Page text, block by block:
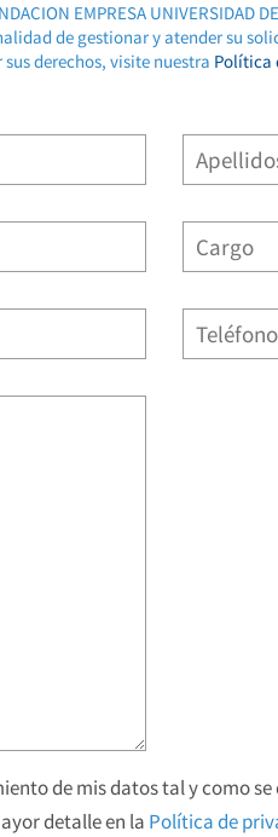
EMPRESA UNIVERSIDAD
de gestionar y atender su
derechos, visite nuestra Política
de mis datos tal y como
detalle en la Política de